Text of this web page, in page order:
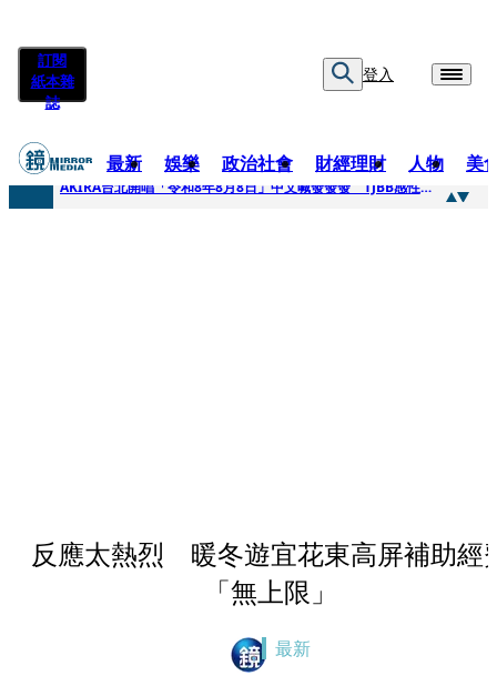
訂閱
紙本雜
誌
登入
最新 娛樂 政治社會 財經理財 人物 美
快訊
AKIRA台北開唱「令和8年8月8日」中文喊發發發 TJBB感性喊「謝謝AKIRA桑」
反應太熱烈 暖冬遊宜花東高屏補助經
「無上限」
最新